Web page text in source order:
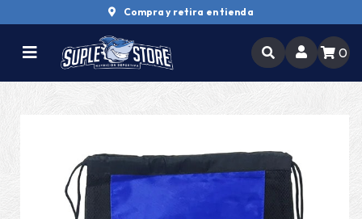
Compra y retira en tienda
0